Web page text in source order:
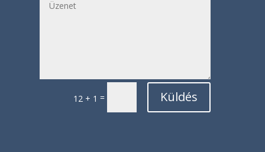
12 + 1 = Küldés